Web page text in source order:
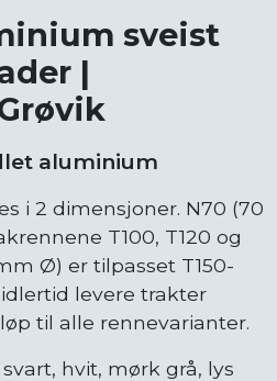
sveist
|
aluminium
i 2 dimensjoner. N70 (70
T100, T120 og
Ø) er tilpasset T150-
levere trakter
til alle rennevarianter.
hvit, mørk grå, lys